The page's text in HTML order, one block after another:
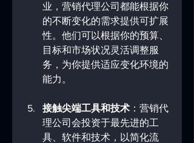
业，营销代理公司都能根据你
的不断变化的需求提供可扩展
性。他们可以根据你的预算、
目标和市场状况灵活调整服
务，为你提供适应变化环境的
能力。
接触尖端工具和技术 ：营销代
理公司会投资于最先进的工
具、软件和技术，以简化流